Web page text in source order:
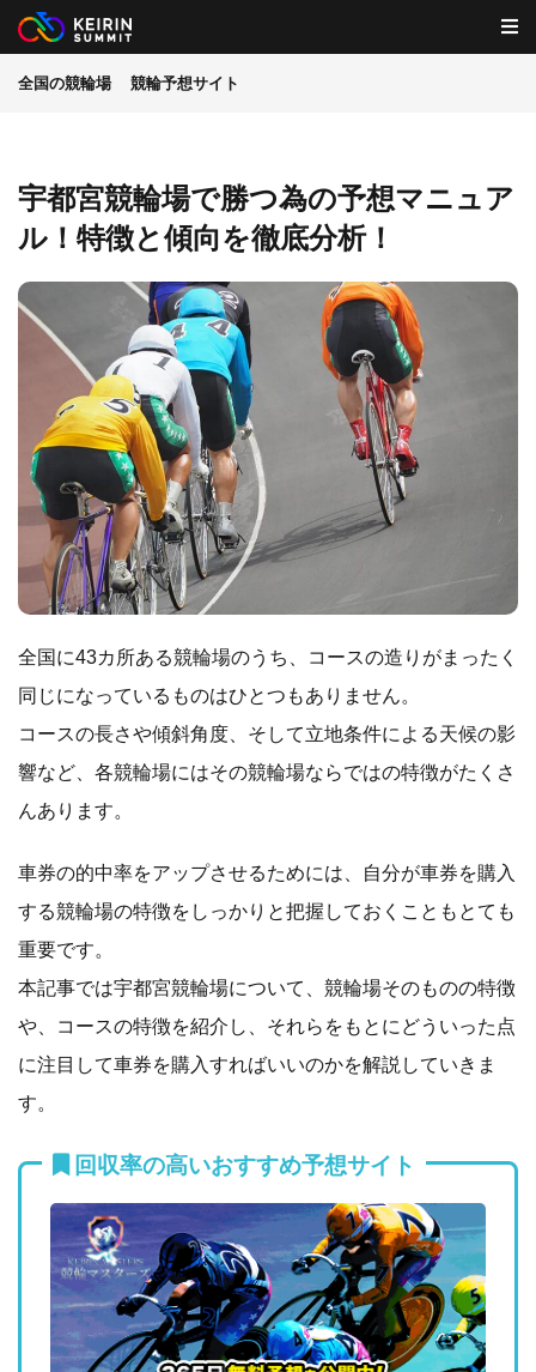
全国の競輪場 競輪予想サイト
宇都宮競輪場で勝つ為の予想マニュア
ル！特徴と傾向を徹底分析！
全国に43カ所ある競輪場のうち、コースの造りがまったく
同じになっているものはひとつもありません。
コースの長さや傾斜角度、そして立地条件による天候の影
響など、各競輪場にはその競輪場ならではの特徴がたくさ
んあります。
車券の的中率をアップさせるためには、自分が車券を購入
する競輪場の特徴をしっかりと把握しておくこともとても
重要です。
本記事では宇都宮競輪場について、競輪場そのものの特徴
や、コースの特徴を紹介し、それらをもとにどういった点
に注目して車券を購入すればいいのかを解説していきま
す。
回収率の高いおすすめ予想サイト